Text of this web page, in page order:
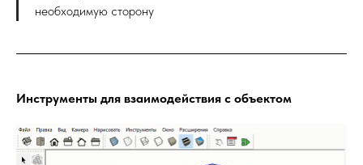
необходимую сторону
Инструменты для взаимодействия с объектом